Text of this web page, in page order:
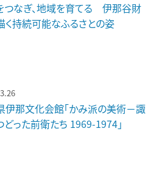
つなぎ、地域を育てる 伊那谷財
く持続可能なふるさとの姿
伊那文化会館「かみ派の美術－諏
どった前衛たち 1969-1974」